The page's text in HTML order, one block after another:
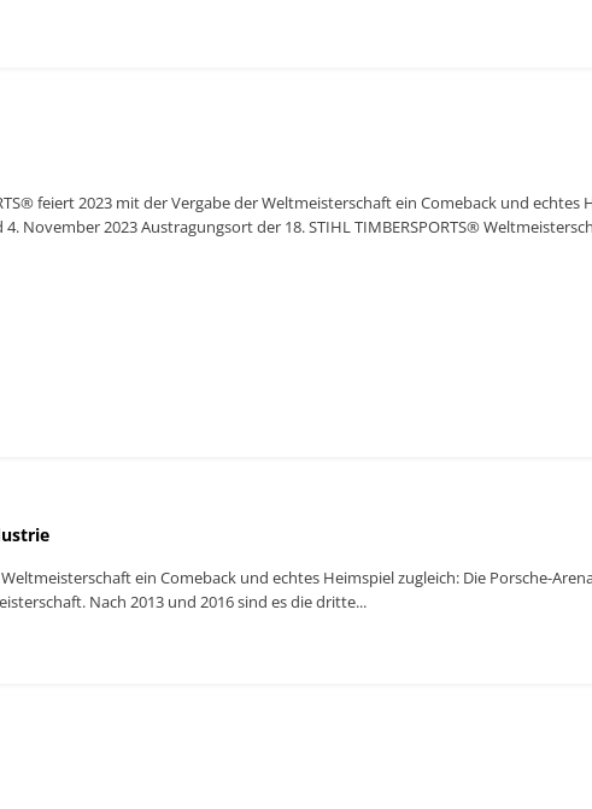
feiert 2023 mit der Vergabe der Weltmeisterschaft ein Comeback und echtes
November 2023 Austragungsort der 18. STIHL TIMBERSPORTS®
ein Comeback und echtes Heimspiel zugleich: Die Porsche-
Nach 2013 und 2016 sind es die dritte...